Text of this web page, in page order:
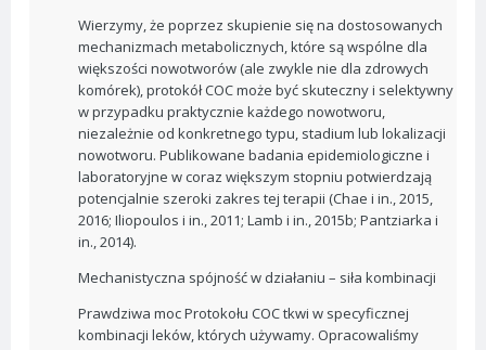
Wierzymy, że poprzez skupienie się na dostosowanych
mechanizmach metabolicznych, które są wspólne dla
większości nowotworów (ale zwykle nie dla zdrowych
komórek), protokół COC może być skuteczny i selektywny
w przypadku praktycznie każdego nowotworu,
niezależnie od konkretnego typu, stadium lub lokalizacji
nowotworu. Publikowane badania epidemiologiczne i
laboratoryjne w coraz większym stopniu potwierdzają
potencjalnie szeroki zakres tej terapii (Chae i in., 2015,
2016; Iliopoulos i in., 2011; Lamb i in., 2015b; Pantziarka i
in., 2014).
Mechanistyczna spójność w działaniu – siła kombinacji
Prawdziwa moc Protokołu COC tkwi w specyficznej
kombinacji leków, których używamy. Opracowaliśmy